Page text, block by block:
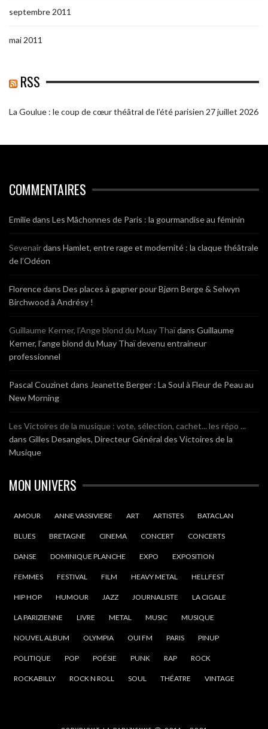
septembre 2011
mai 2011
RSS
La Goulue : le coup de cœur théâtral de l’été parisien 27 juillet 2026
COMMENTAIRES
Emiliedans Les Mâchonnes de Paris : la gourmandise au féminin
Sevenairdans Hamlet, entre rage et modernité : la claque théâtrale
de l’Odéon
Florencedans Des places à gagner pour Bjørn Berge & Selwyn
Birchwood à Andrésy !
Guillaume Kerner, l’Ange blond du Muay Thaïdans Guillaume
Kerner, l’ange blond du Muay Thaï devenu entraineur
professionnel
Pascal Couzinet dans Jeanette Berger : La Soul à Fleur de Peau au
New Morning
Les Victoires de la musique : vote, sélection, cachet... les répo ...
dans Gilles Desangles, Directeur Général des Victoires de la
Musique
MON UNIVERS
AMOUR ANNE VASSIVIERE ART ARTISTES BATACLAN
BLUES BRETAGNE CINEMA CONCERT CONCERTS
DANSE DOMINIQUE PLANCHE EXPO EXPOSITION
FEMMES FESTIVAL FILM HEAVY METAL HELLFEST
HIP HOP HUMOUR JAZZ JOURNALISTE LA CIGALE
LA PARIZIENNE LIVRE METAL MUSIC MUSIQUE
NOUVEL ALBUM OLYMPIA OUI FM PARIS PINUP
POLITIQUE POP POÉSIE PUNK RAP ROCK
ROCKABILLY ROCK N ROLL SOUL THÉATRE VINTAGE